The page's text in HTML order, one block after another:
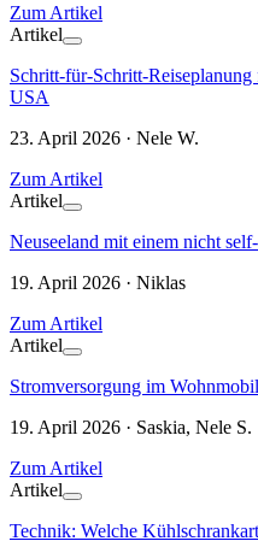
Zum Artikel
Artikel
Schritt-für-Schritt-
USA
23. April 2026 · Nele W.
Zum Artikel
Artikel
Neuseeland mit einem nicht
19. April 2026 · Niklas
Zum Artikel
Artikel
Stromversorgung im Wohnmobil
19. April 2026 · Saskia, Nele S.
Zum Artikel
Artikel
Technik: Welche